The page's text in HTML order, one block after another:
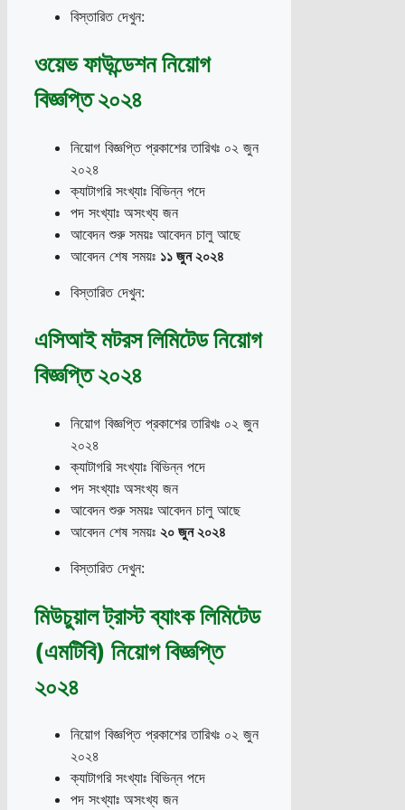
বিস্তারিত দেখুন:
ওয়েভ ফাউন্ডেশন নিয়োগ
বিজ্ঞপ্তি ২০২৪
নিয়োগ বিজ্ঞপ্তি প্রকাশের তারিখঃ ০২ জুন
২০২৪
ক্যাটাগরি সংখ্যাঃ বিভিন্ন পদে
পদ সংখ্যাঃ অসংখ্য জন
আবেদন শুরু সময়ঃ আবেদন চালু আছে
আবেদন শেষ সময়ঃ ১১ জুন ২০২৪
বিস্তারিত দেখুন:
এসিআই মটরস লিমিটেড নিয়োগ
বিজ্ঞপ্তি ২০২৪
নিয়োগ বিজ্ঞপ্তি প্রকাশের তারিখঃ ০২ জুন
২০২৪
ক্যাটাগরি সংখ্যাঃ বিভিন্ন পদে
পদ সংখ্যাঃ অসংখ্য জন
আবেদন শুরু সময়ঃ আবেদন চালু আছে
আবেদন শেষ সময়ঃ ২০ জুন ২০২৪
বিস্তারিত দেখুন:
মিউচুয়াল ট্রাস্ট ব্যাংক লিমিটেড
(এমটিবি) নিয়োগ বিজ্ঞপ্তি
২০২৪
নিয়োগ বিজ্ঞপ্তি প্রকাশের তারিখঃ ০২ জুন
২০২৪
ক্যাটাগরি সংখ্যাঃ বিভিন্ন পদে
পদ সংখ্যাঃ অসংখ্য জন